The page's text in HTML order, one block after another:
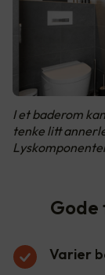
I et baderom
tenke litt
Gode
Varier